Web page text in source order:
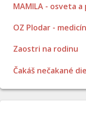
MAMILA - osveta
OZ Plodar -
Zaostri na rodinu